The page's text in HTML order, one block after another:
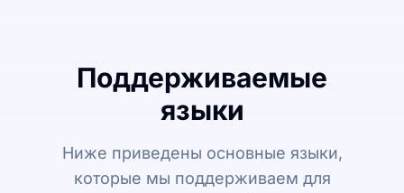
Поддерживаемые
языки
Ниже приведены основные языки,
которые мы поддерживаем для